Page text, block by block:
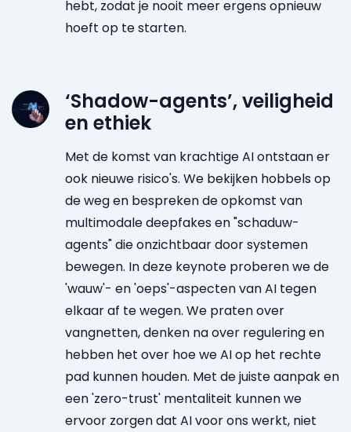
hebt, zodat je nooit meer ergens opnieuw
hoeft op te starten.
‘Shadow-agents’, veiligheid
en ethiek
Met de komst van krachtige AI ontstaan er
ook nieuwe risico's. We bekijken hobbels op
de weg en bespreken de opkomst van
multimodale deepfakes en "schaduw-
agents" die onzichtbaar door systemen
bewegen. In deze keynote proberen we de
'wauw'- en 'oeps'-aspecten van AI tegen
elkaar af te wegen. We praten over
vangnetten, denken na over regulering en
hebben het over hoe we AI op het rechte
pad kunnen houden. Met de juiste aanpak en
een 'zero-trust' mentaliteit kunnen we
ervoor zorgen dat AI voor ons werkt, niet